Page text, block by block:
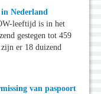
in Nederland
leeftijd is in het
gestegen tot 459
er 18 duizend
van paspoort